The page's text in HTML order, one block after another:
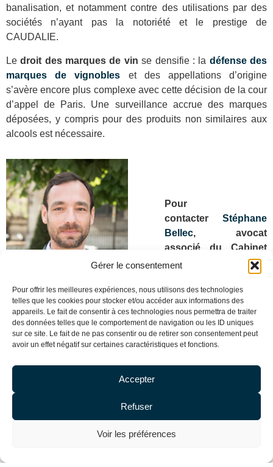
Gérer le consentement
Pour offrir les meilleures expériences, nous utilisons des technologies
telles que les cookies pour stocker et/ou accéder aux informations des
appareils. Le fait de consentir à ces technologies nous permettra de traiter
des données telles que le comportement de navigation ou les ID uniques
sur ce site. Le fait de ne pas consentir ou de retirer son consentement peut
avoir un effet négatif sur certaines caractéristiques et fonctions.
Accepter
Refuser
Voir les préférences
banalisation, et notamment contre des utilisations par des
sociétés n’ayant pas la notoriété et le prestige de
CAUDALIE.
Ledroit des marques de vin se densifie : la défense des
marques de vignobles et des appellations d’origine
s’avère encore plus complexe avec cette décision de la cour
d’appel de Paris. Une surveillance accrue des marques
déposées, y compris pour des produits non similaires aux
alcools est nécessaire.
Stéphane Bellec Avocat
Pour
contacter Stéphane
Bellec, avocat
associé du Cabinet
De Baecque, Fauré,
Avocat Propriété
Intellectuelle
sbellec@debaecque-
Mentions légales– Cookies– Copyright DE